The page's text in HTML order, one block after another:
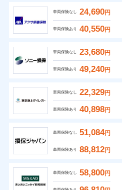
車両保険なし 24,690円
車両保険あり 40,550円
車両保険なし 23,680円
車両保険あり 49,240円
車両保険なし 22,329円
車両保険あり 40,898円
車両保険なし 51,084円
車両保険あり 88,812円
車両保険なし 58,800円